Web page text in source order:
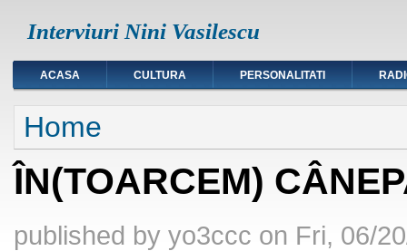
Interviuri Nini Vasilescu
ACASA CULTURA PERSONALITATI
You are here
Home
ÎN(TOARCEM)
published by yo3ccc on Fri, 06/